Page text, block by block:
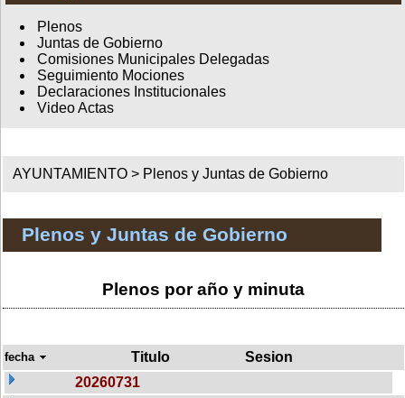
Plenos
Juntas de Gobierno
Comisiones Municipales Delegadas
Seguimiento Mociones
Declaraciones Institucionales
Video Actas
AYUNTAMIENTO > Plenos y Juntas de Gobierno
Plenos y Juntas de Gobierno
Plenos por año y minuta
fecha Titulo
Sesion
20260731